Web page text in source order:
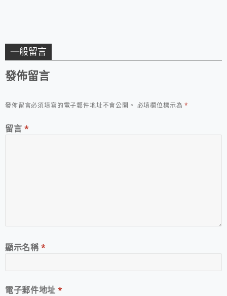
一般留言
發佈留言
發佈留言必須填寫的電子郵件地址不會公開。 必填欄位標示為*
留言 *
顯示名稱*
電子郵件地址*